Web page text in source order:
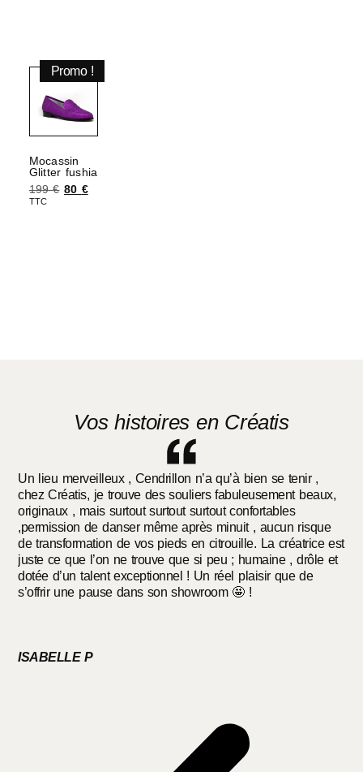
Promo !
Mocassin
Glitter fushia
199€ 80 €
TTC
Vos histoires en Créatis
Un lieu merveilleux , Cendrillon n’a qu’à bien se tenir ,
chez Créatis, je trouve des souliers fabuleusement beaux,
originaux , mais surtout surtout surtout confortables
,permission de danser même après minuit , aucun risque
de transformation de vos pieds en citrouille. La créatrice est
juste ce que l’on ne trouve que si peu ; humaine , drôle et
dotée d’un talent exceptionnel ! Un réel plaisir que de
s’offrir une pause dans son showroom 🤩 !
ISABELLE P